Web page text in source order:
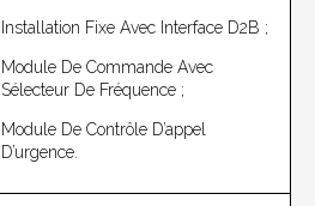
Installation Fixe Avec Interface D2B ;
Module De Commande Avec
Sélecteur De Fréquence ;
Module De Contrôle D’appel
D’urgence.